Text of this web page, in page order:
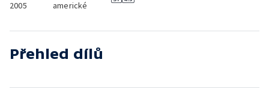
2005
americké
Přehled dílů